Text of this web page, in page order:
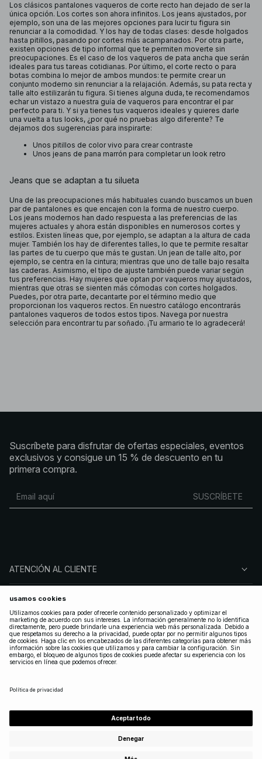
Los clásicos pantalones vaqueros de corte recto han dejado de ser la
única opción. Los cortes son ahora infinitos. Los jeans ajustados, por
ejemplo, son una de las mejores opciones para lucir tu figura sin
renunciar a la comodidad. Y los hay de todas clases: desde holgados
hasta pitillos, pasando por cortes más acampanados. Por otra parte,
existen opciones de tipo informal que te permiten moverte sin
preocupaciones. Es el caso de los vaqueros de pata ancha que serán
ideales para tus tareas cotidianas. Por último, el corte recto o para
botas combina lo mejor de ambos mundos: te permite crear un
conjunto moderno sin renunciar a la relajación. Además, su pata recta y
talle alto estilizarán tu figura. Si tienes alguna duda, te recomendamos
echar un vistazo a nuestra guía de vaqueros para encontrar el par
perfecto para ti. Y si ya tienes tus vaqueros ideales y quieres darle
una vuelta a tus looks, ¿por qué no pruebas algo diferente? Te
dejamos dos sugerencias para inspirarte:
Unos pitillos de color vivo para crear contraste
Unos jeans de pana marrón para completar un look retro
Jeans que se adaptan a tu silueta
Una de las preocupaciones más habituales cuando buscamos un buen
par de pantalones es que encajen con la forma de nuestro cuerpo.
Los jeans modernos han dado respuesta a las preferencias de las
mujeres actuales y ahora están disponibles en numerosos cortes y
estilos. Existen líneas que, por ejemplo, se adaptan a la altura de cada
mujer. También los hay de diferentes talles, lo que te permite resaltar
las partes de tu cuerpo que más te gustan. Un jean de talle alto, por
ejemplo, se centra en la cintura; mientras que uno de talle bajo resalta
las caderas. Asimismo, el tipo de ajuste también puede variar según
tus preferencias. Hay mujeres que optan por vaqueros muy ajustados,
mientras que otras se sienten más cómodas con cortes holgados.
Puedes, por otra parte, decantarte por el término medio que
proporcionan los vaqueros rectos. En nuestro catálogo encontrarás
pantalones vaqueros de todos estos tipos. Navega por nuestra
selección para encontrar tu par soñado. ¡Tu armario te lo agradecerá!
Suscríbete para disfrutar de ofertas especiales, eventos
exclusivos y consigue un 15 % de descuento en tu
primera compra.
SUSCRÍBETE
ATENCIÓN AL CLIENTE
SOBRE NA-KD
SÍGUENOS
LEGAL